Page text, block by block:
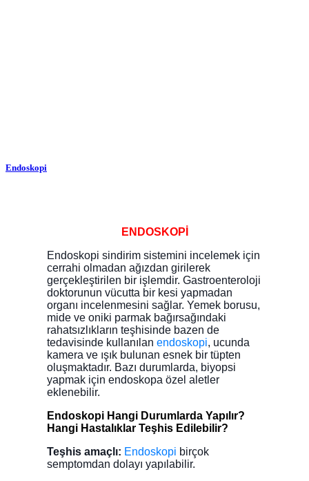
Endoskopi
ENDOSKOPİ
Endoskopi sindirim sistemini incelemek için
cerrahi olmadan ağızdan girilerek
gerçekleştirilen bir işlemdir. Gastroenteroloji
doktorunun vücutta bir kesi yapmadan
organı incelenmesini sağlar. Yemek borusu,
mide ve oniki parmak bağırsağındaki
rahatsızlıkların teşhisinde bazen de
tedavisinde kullanılan endoskopi, ucunda
kamera ve ışık bulunan esnek bir tüpten
oluşmaktadır. Bazı durumlarda, biyopsi
yapmak için endoskopa özel aletler
eklenebilir.
Endoskopi Hangi Durumlarda Yapılır?
Hangi Hastalıklar Teşhis Edilebilir?
Teşhis amaçlı: Endoskopi birçok
semptomdan dolayı yapılabilir.